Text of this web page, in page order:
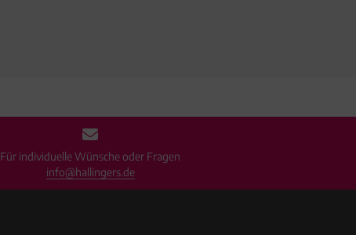
Für individuelle Wünsche oder Fragen
info@hallingers.de